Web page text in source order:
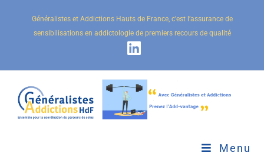
Généralistes et Addictions Hauts de France, c’est l’assurance de
sensibilisations en addictologie de premiers recours de qualité
Menu